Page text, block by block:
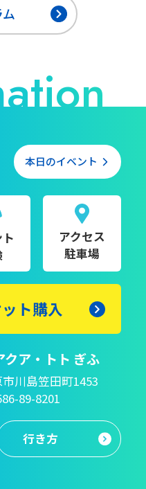
本日のイベント
アクセス
駐車場
ト購入
ア・トト ぎふ
川島笠田町1453
89-8201
行き方